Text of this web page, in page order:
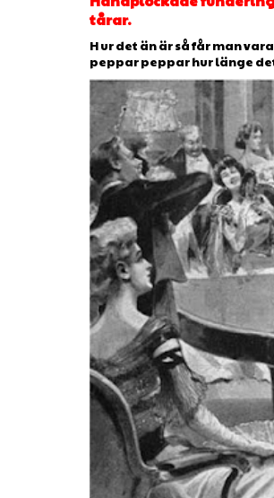
tårar.
H ur det än är så får man
peppar peppar hur länge